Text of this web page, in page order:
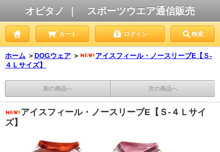
オピタノ ｜ スポーツウエア通信販売
カート ログイン 検索
ホーム ＞ DOGウェア ＞
アイスフィール・ノースリーブE【Ｓ-
４Ｌサイズ】
前の商品へ 次の商品へ
アイスフィール・ノースリーブE【Ｓ-４Ｌサイ
ズ】